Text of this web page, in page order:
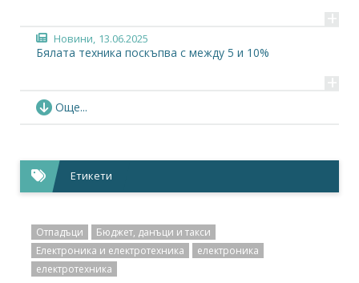
+
Новини, 13.06.2025
Бялата техника поскъпва с между 5 и 10%
+
Новини,
Битовата техника може да поскъпне заради общо...
Новини,
В бума на солари и батерии за ток, строежът им...
Новини, 02.06.2025
Фирми за електроника може да вдигнат цените си...
Още...
Етикети
Отпадъци
Бюджет, данъци и такси
Електроника и електротехника
електроника
електротехника